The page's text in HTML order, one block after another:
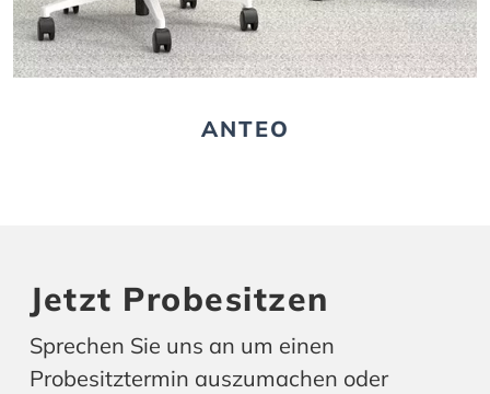
ANTEO
Jetzt Probesitzen
Sprechen Sie uns an um einen
Probesitztermin auszumachen oder